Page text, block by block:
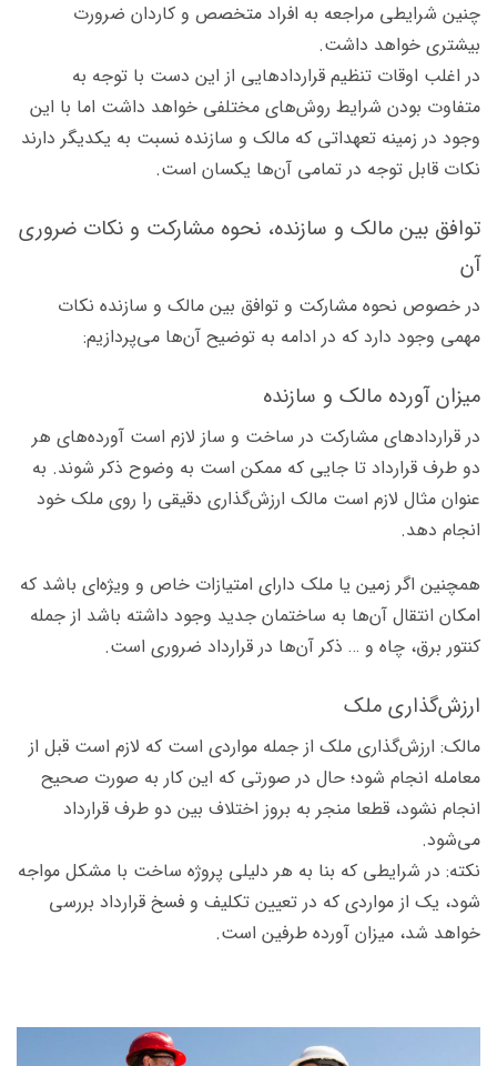
چنین شرایطی مراجعه به افراد متخصص و کاردان ضرورت
بیشتری خواهد داشت.
در اغلب اوقات تنظیم قراردادهایی از این دست با توجه به
متفاوت بودن شرایط روش‌های مختلفی خواهد داشت اما با این
وجود در زمینه تعهداتی که مالک و سازنده نسبت به یکدیگر دارند
نکات قابل توجه در تمامی آن‌ها یکسان است.
توافق بین مالک و سازنده، نحوه مشارکت و نکات ضروری
آن
در خصوص نحوه مشارکت و توافق بین مالک و سازنده نکات
مهمی وجود دارد که در ادامه به توضیح آن‌ها می‌پردازیم:
میزان آورده مالک و سازنده
در قراردادهای مشارکت در ساخت و ساز لازم است آورده‌های هر
دو طرف قرارداد تا جایی که ممکن است به وضوح ذکر شوند. به
عنوان مثال لازم است مالک ارزش‌گذاری دقیقی را روی ملک خود
انجام دهد.
همچنین اگر زمین یا ملک دارای امتیازات خاص و ویژه‌ای باشد که
امکان انتقال آن‌ها به ساختمان جدید وجود داشته باشد از جمله
کنتور برق، چاه و … ذکر آن‌ها در قرارداد ضروری است.
ارزش‌گذاری ملک
مالک: ارزش‌گذاری ملک از جمله مواردی است که لازم است قبل از
معامله انجام شود؛ حال در صورتی که این کار به صورت صحیح
انجام نشود، قطعا منجر به بروز اختلاف بین دو طرف قرارداد
می‌شود.
نکته: در شرایطی که بنا به هر دلیلی پروژه ساخت با مشکل مواجه
شود، یک از مواردی که در تعیین تکلیف و فسخ قرارداد بررسی
خواهد شد، میزان آورده طرفین است.